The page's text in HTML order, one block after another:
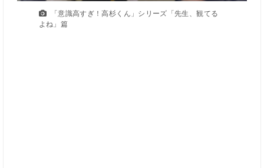
「意識高すぎ！高杉くん」シリーズ「先生、観てる
よね」篇